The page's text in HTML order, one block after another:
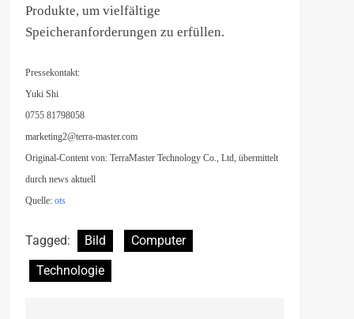
Produkte, um vielfältige
Speicheranforderungen zu erfüllen.
Pressekontakt:
Yuki Shi
0755 81798058
marketing2@terra-master.com
Original-Content von: TerraMaster Technology Co., Ltd, übermittelt
durch news aktuell
Quelle: ots
Tagged: Bild
Computer
Technologie